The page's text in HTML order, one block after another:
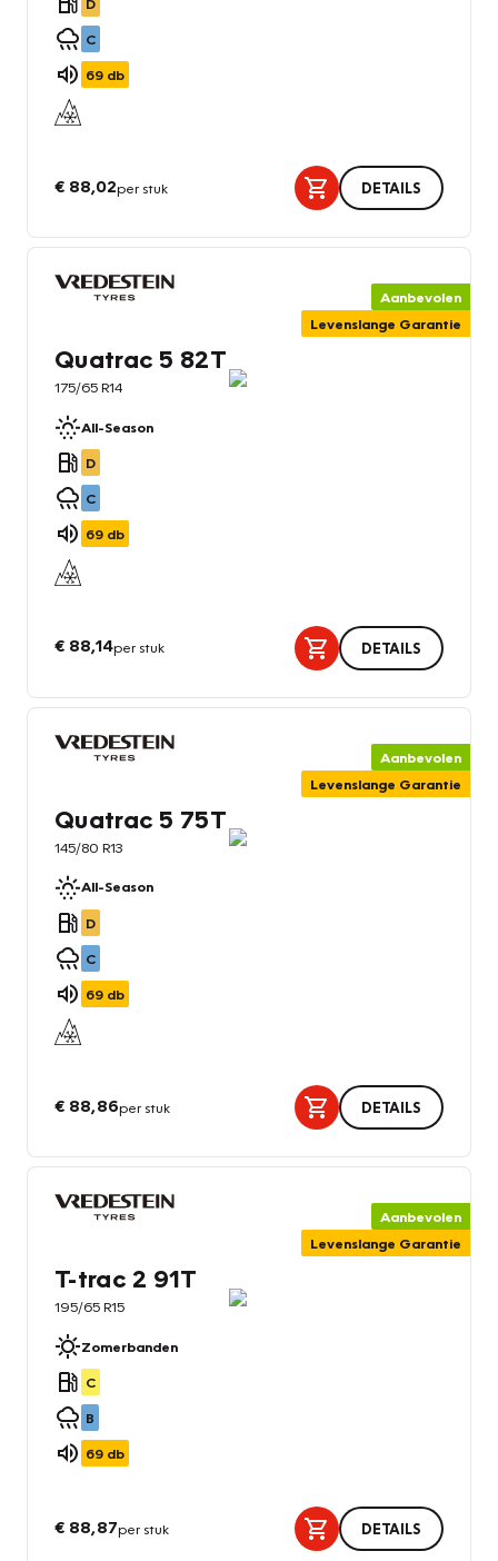
C
69 db
€ 88,02per stuk DETAILS
Aanbevolen
Levenslange Garantie
Quatrac 5 82T
175/65 R14
All-Season
D
C
69 db
€ 88,14per stuk DETAILS
Aanbevolen
Levenslange Garantie
Quatrac 5 75T
145/80 R13
All-Season
D
C
69 db
€ 88,86per stuk DETAILS
Aanbevolen
Levenslange Garantie
T-trac 2 91T
195/65 R15
Zomerbanden
C
B
69 db
€ 88,87per stuk DETAILS